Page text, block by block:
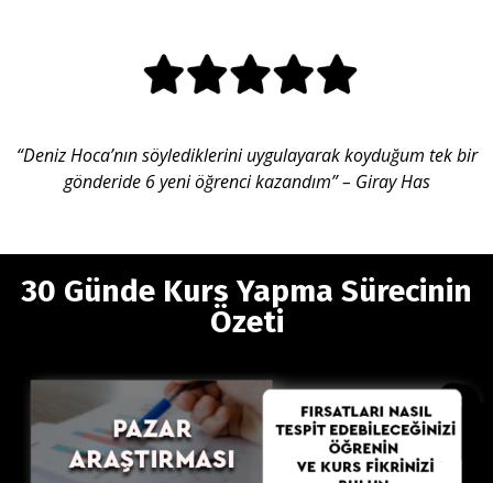
“Deniz Hoca’nın söylediklerini uygulayarak koyduğum tek bir
gönderide 6 yeni öğrenci kazandım”– Giray Has
30 Günde Kurs Yapma Sürecinin
Özeti